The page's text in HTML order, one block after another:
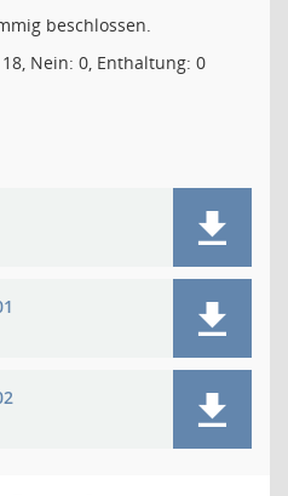
beschlossen.
18, Nein: 0, Enthaltung: 0